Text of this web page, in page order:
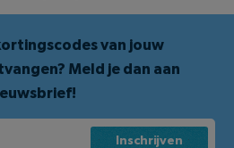
van jouw
Meld je dan aan
Inschrijven